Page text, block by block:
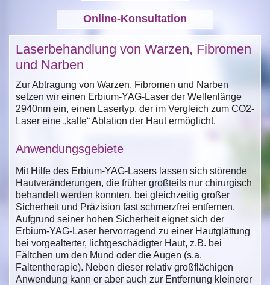
Online-Konsultation
Laserbehandlung von Warzen, Fibromen
und Narben
Zur Abtragung von Warzen, Fibromen und Narben
setzen wir einen Erbium-YAG-Laser der Wellenlänge
2940nm ein, einen Lasertyp, der im Vergleich zum CO2-
Laser eine „kalte“ Ablation der Haut ermöglicht.
Anwendungsgebiete
Mit Hilfe des Erbium-YAG-Lasers lassen sich störende
Hautveränderungen, die früher großteils nur chirurgisch
behandelt werden konnten, bei gleichzeitig großer
Sicherheit und Präzision fast schmerzfrei entfernen.
Aufgrund seiner hohen Sicherheit eignet sich der
Erbium-YAG-Laser hervorragend zu einer Hautglättung
bei vorgealterter, lichtgeschädigter Haut, z.B. bei
Fältchen um den Mund oder die Augen (s.a.
Faltentherapie). Neben dieser relativ großflächigen
Anwendung kann er aber auch zur Entfernung kleinerer